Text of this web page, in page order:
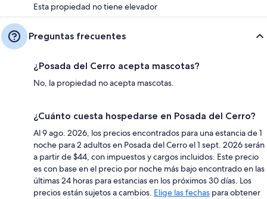
Esta propiedad no tiene elevador
Preguntas frecuentes
¿Posada del Cerro acepta mascotas?
No, la propiedad no acepta mascotas.
¿Cuánto cuesta hospedarse en Posada del Cerro?
Al 9 ago. 2026, los precios encontrados para una estancia de 1
noche para 2 adultos en Posada del Cerro el 1 sept. 2026 serán
a partir de $44, con impuestos y cargos incluidos. Este precio
es con base en el precio por noche más bajo encontrado en las
últimas 24 horas para estancias en los próximos 30 días. Los
precios están sujetos a cambios. Elige las fechas para obtener